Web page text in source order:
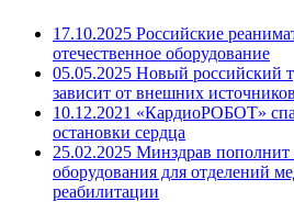
17.10.2025 Российские
отечественное оборудование
05.05.2025 Новый российский
зависит от внешних источников
10.12.2021 «КардиоРОБОТ»
остановки сердца
25.02.2025 Минздрав пополнит
оборудования для отделений
реабилитации